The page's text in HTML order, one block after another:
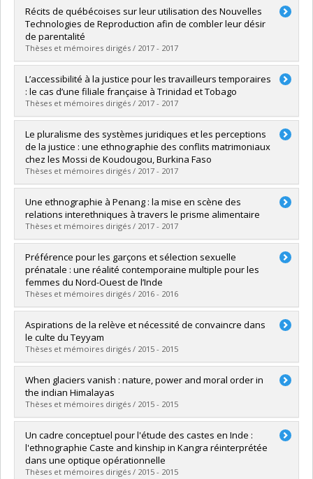
Graduate :Cormier-Beaugrand, Aube
Cycle :Master's
Grade :M. Sc.
Lien vers le document dans Papyrus
Récits de québécoises sur leur utilisation des Nouvelles
Technologies de Reproduction afin de combler leur désir
de parentalité
Thèses et mémoires dirigés / 2017 - 2017
Graduate :Lalonde, Marie-Claude
Cycle : Master's
Grade :M. Sc.
Lien vers le document dans Papyrus
L’accessibilité à la justice pour les travailleurs temporaires
: le cas d’une filiale française à Trinidad et Tobago
Thèses et mémoires dirigés / 2017 - 2017
Graduate :Thomas, Camille
Cycle :Master's
Grade :M. Sc.
Lien vers le document dans Papyrus
Le pluralisme des systèmes juridiques et les perceptions
de la justice : une ethnographie des conflits matrimoniaux
chez les Mossi de Koudougou, Burkina Faso
Thèses et mémoires dirigés / 2017 - 2017
Graduate :Paré, Marie-Eve
Cycle :Doctoral
Grade :Ph. D.
Lien vers le document dans Papyrus
Une ethnographie à Penang : la mise en scène des
relations interethniques à travers le prisme alimentaire
Thèses et mémoires dirigés / 2017 - 2017
Graduate : Brazy-Nancy, Emilia
Cycle :Master's
Grade :M.A.
Lien vers le document dans Papyrus
Préférence pour les garçons et sélection sexuelle
prénatale : une réalité contemporaine multiple pour les
femmes du Nord-Ouest de l’Inde
Thèses et mémoires dirigés / 2016 - 2016
Graduate : Bergeron-Dufour, Marie-Elaine
Cycle :Doctoral
Grade :Ph. D.
Lien vers le document dans Papyrus
Aspirations de la relève et nécessité de convaincre dans
le culte du Teyyam
Thèses et mémoires dirigés / 2015 - 2015
Graduate :Brillant-Giroux, Vincent
Cycle :Master's
Grade :M. Sc.
Lien vers le document dans Papyrus
When glaciers vanish : nature, power and moral order in
the indian Himalayas
Thèses et mémoires dirigés / 2015 - 2015
Graduate :Gagné, Karine
Cycle :Doctoral
Grade :Ph. D.
Lien vers le document dans Papyrus
Un cadre conceptuel pour l'étude des castes en Inde :
l'ethnographie Caste and kinship in Kangra réinterprétée
dans une optique opérationnelle
Thèses et mémoires dirigés / 2015 - 2015